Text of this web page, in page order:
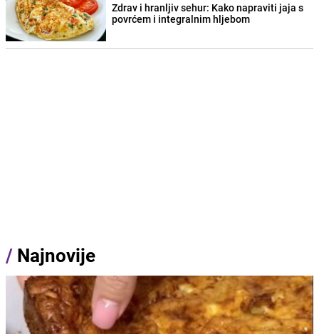
Zdrav i hranljiv sehur: Kako napraviti jaja s
povrćem i integralnim hljebom
/ Najnovije